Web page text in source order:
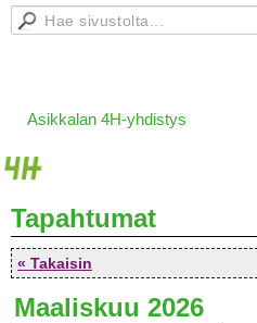
Asikkalan 4H-yhdistys
Tapahtumat
« Takaisin
Maaliskuu 2026